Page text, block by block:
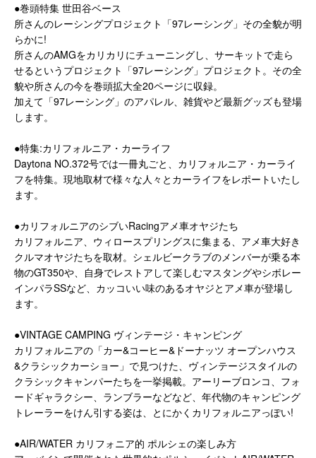
●巻頭特集 世田谷ベース
所さんのレーシングプロジェクト「97レーシング」その全貌が明
らかに!
所さんのAMGをカリカリにチューニングし、サーキットで走ら
せるというプロジェクト「97レーシング」プロジェクト。その全
貌や所さんの今を巻頭拡大全20ページに収録。
加えて「97レーシング」のアパレル、雑貨やど最新グッズも登場
します。
●特集:カリフォルニア・カーライフ
Daytona NO.372号では一冊丸ごと、カリフォルニア・カーライ
フを特集。現地取材で様々な人々とカーライフをレポートいたし
ます。
●カリフォルニアのシブいRacingアメ車オヤジたち
カリフォルニア、ウィロースプリングスに集まる、アメ車大好き
クルマオヤジたちを取材。シェルビークラブのメンバーが乗る本
物のGT350や、自身でレストアして楽しむマスタングやシボレー
インパラSSなど、カッコいい味のあるオヤジとアメ車が登場し
ます。
●VINTAGE CAMPING ヴィンテージ・キャンピング
カリフォルニアの「カー&コーヒー&ドーナッツ オープンハウス
&クラシックカーショー」で見つけた、ヴィンテージスタイルの
クラシックキャンパーたちを一挙掲載。アーリーブロンコ、フォ
ードギャラクシー、ランブラーなどなど、年代物のキャンピング
トレーラーをけん引する姿は、とにかくカリフォルニアっぽい!
●AIR/WATER カリフォニア的 ポルシェの楽しみ方